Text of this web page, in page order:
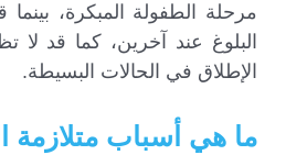
مرحلة الطفولة المبكرة،
البلوغ عند آخرين، كما قد
الإطلاق في الحالات البسيطة.
ما هي أسباب متلازمة